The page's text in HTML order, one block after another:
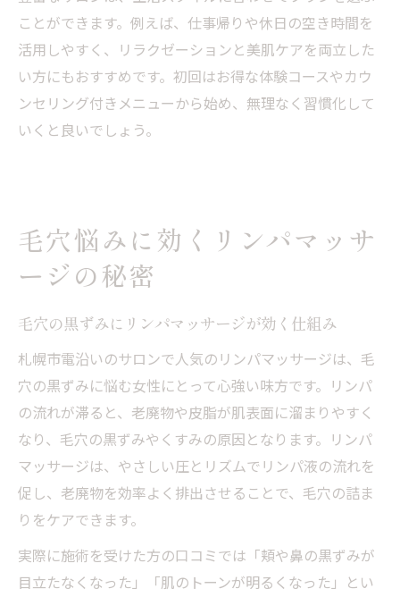
ことができます。例えば、仕事帰りや休日の空き時間を
活用しやすく、リラクゼーションと美肌ケアを両立した
い方にもおすすめです。初回はお得な体験コースやカウ
ンセリング付きメニューから始め、無理なく習慣化して
いくと良いでしょう。
毛穴悩みに効くリンパマッサ
ージの秘密
毛穴の黒ずみにリンパマッサージが効く仕組み
札幌市電沿いのサロンで人気のリンパマッサージは、毛
穴の黒ずみに悩む女性にとって心強い味方です。リンパ
の流れが滞ると、老廃物や皮脂が肌表面に溜まりやすく
なり、毛穴の黒ずみやくすみの原因となります。リンパ
マッサージは、やさしい圧とリズムでリンパ液の流れを
促し、老廃物を効率よく排出させることで、毛穴の詰ま
りをケアできます。
実際に施術を受けた方の口コミでは「頬や鼻の黒ずみが
目立たなくなった」「肌のトーンが明るくなった」とい